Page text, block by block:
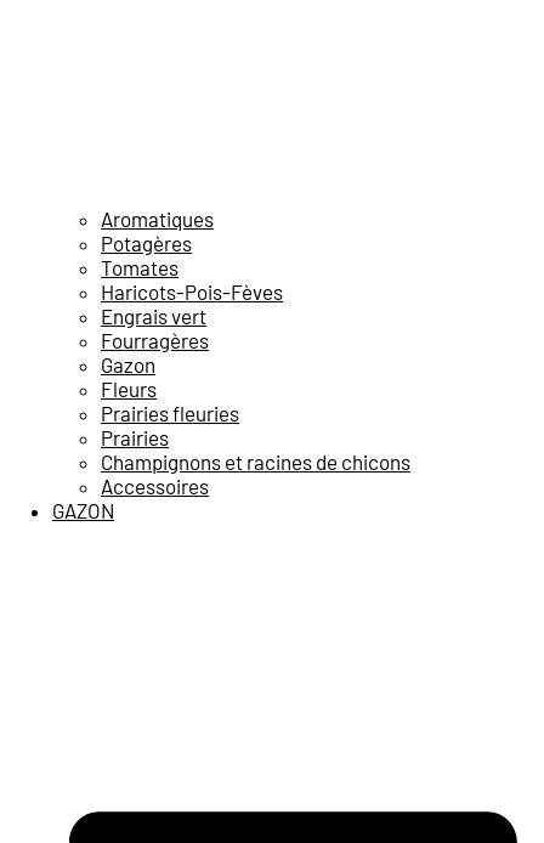
Aromatiques
Potagères
Tomates
Haricots-Pois-Fèves
Engrais vert
Fourragères
Gazon
Fleurs
Prairies fleuries
Prairies
Champignons et racines de chicons
Accessoires
GAZON